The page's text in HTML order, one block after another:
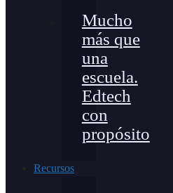
Mucho
más que
una
escuela.
Edtech
con
propósito
Recursos